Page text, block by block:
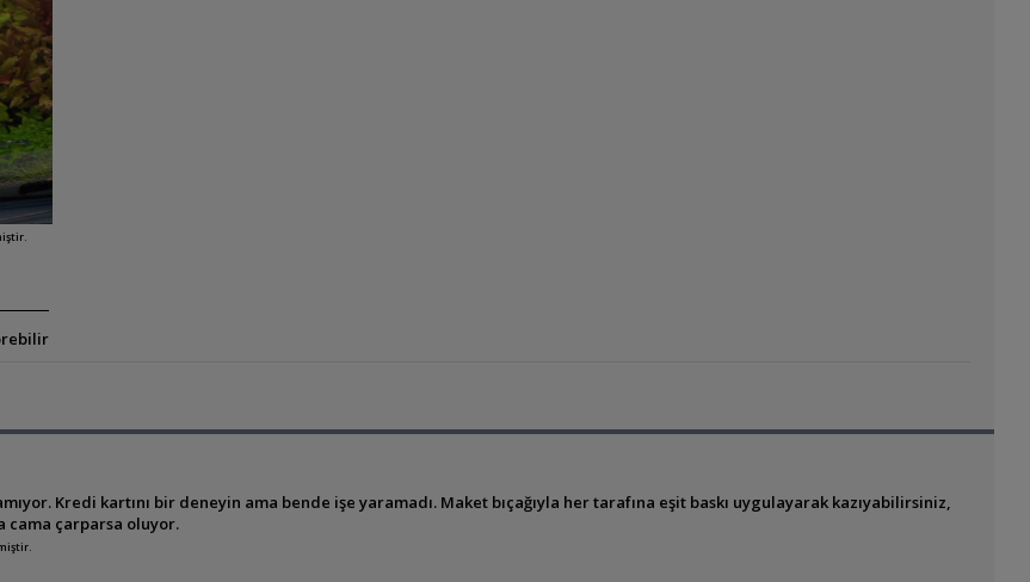
Kredi kartını bir deneyin ama bende işe yaramadı. Maket bıçağıyla her tarafına eşit baskı uygulayarak kazıyabilirsiniz,
cama çarparsa oluyor.